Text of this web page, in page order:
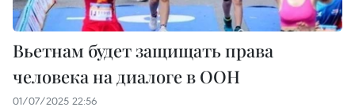
Вьетнам будет защищать права
человека на диалоге в ООН
01/07/2025 22:56